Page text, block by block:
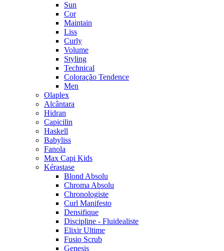
Sun
Cor
Maintain
Liss
Curly
Volume
Styling
Technical
Coloração Tendence
Men
Olaplex
Alcântara
Hidran
Capicilin
Haskell
Babyliss
Fanola
Max Capi Kids
Kérastase
Blond Absolu
Chroma Absolu
Chronologiste
Curl Manifesto
Densifique
Discipline - Fluidealiste
Elixir Ultime
Fusio Scrub
Genesis